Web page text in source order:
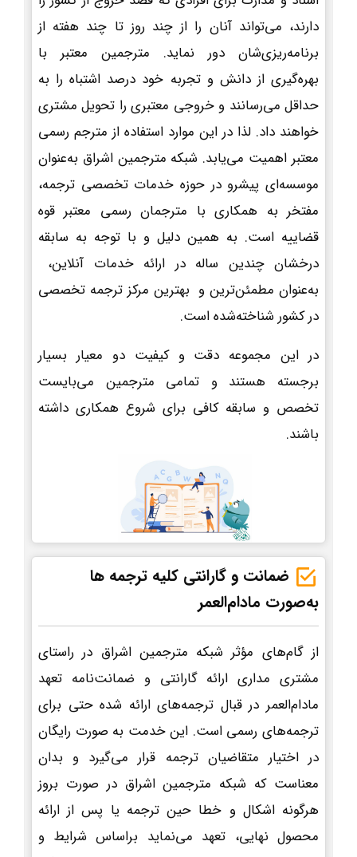
دارند، می‌تواند آنان را از چند روز تا چند هفته از
برنامه‌ریزی‌شان دور نماید. مترجمین معتبر با
بهره‌گیری از دانش و تجربه خود درصد اشتباه را به
حداقل می‌رسانند و خروجی معتبری را تحویل مشتری
خواهند داد. لذا در این موارد استفاده از مترجم رسمی
معتبر اهمیت می‌یابد. شبکه مترجمین اشراق به‌عنوان
موسسه‌ای پیشرو در حوزه خدمات تخصصی ترجمه،
مفتخر به همکاری با مترجمان رسمی معتبر قوه
قضاییه است. به همین دلیل و با توجه به سابقه
درخشان چندین ساله در ارائه خدمات آنلاین،
به‌عنوان مطمئن‌ترین و بهترین مرکز ترجمه تخصصی
در کشور شناخته‌شده است.
در این مجموعه دقت و کیفیت دو معیار بسیار
برجسته هستند و تمامی مترجمین می‌بایست
تخصص و سابقه کافی برای شروع همکاری داشته
باشند.
ضمانت و گارانتی کلیه ترجمه ها
به‌صورت مادام‌العمر
از گام‌های مؤثر شبکه مترجمین اشراق در راستای
مشتری مداری ارائه گارانتی و ضمانت‌نامه تعهد
مادام‌العمر در قبال ترجمه‌های ارائه شده حتی برای
ترجمه‌های رسمی است. این خدمت به صورت رایگان
در اختیار متقاضیان ترجمه قرار می‌گیرد و بدان
معناست که شبکه مترجمین اشراق در صورت بروز
هرگونه اشکال و خطا حین ترجمه یا پس از ارائه
محصول نهایی، تعهد می‌نماید براساس شرایط و